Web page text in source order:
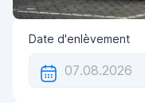
Date d'enlèvement